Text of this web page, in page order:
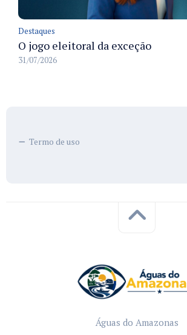
Destaques
O jogo eleitoral da exceção
31/07/2026
Termo de uso
Águas do Amazonas